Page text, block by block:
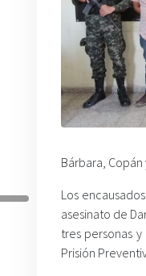
Bárbara,
Los
asesinato de
tres personas
Prisión